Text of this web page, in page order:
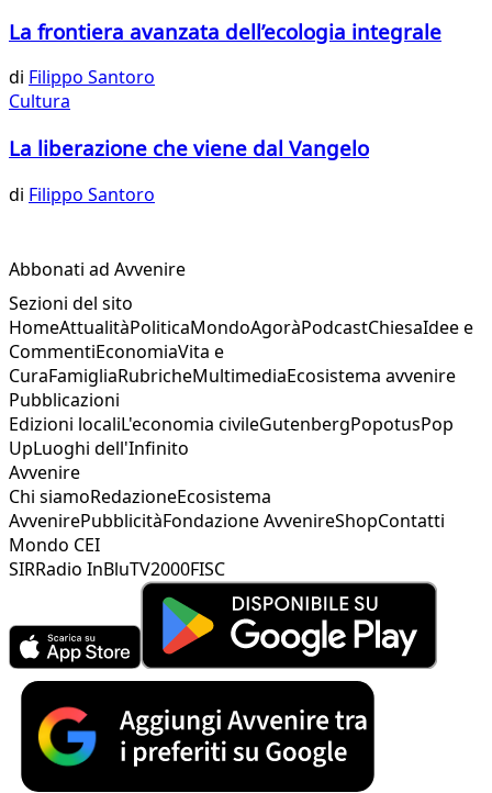
La frontiera avanzata dell’ecologia integrale
di Filippo Santoro
Cultura
La liberazione che viene dal Vangelo
di Filippo Santoro
Abbonati ad Avvenire
Sezioni del sito
HomeAttualitàPoliticaMondoAgoràPodcastChiesaIdee e
CommentiEconomiaVita e
CuraFamigliaRubricheMultimediaEcosistema avvenire
Pubblicazioni
Edizioni localiL'economia civileGutenbergPopotusPop
UpLuoghi dell'Infinito
Avvenire
Chi siamoRedazioneEcosistema
AvvenirePubblicitàFondazione AvvenireShopContatti
Mondo CEI
SIRRadio InBluTV2000FISC